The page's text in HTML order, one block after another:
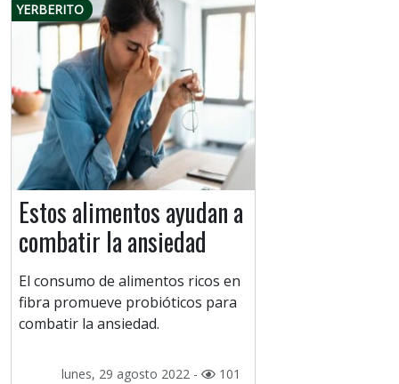
YERBERITO
Estos alimentos ayudan a
combatir la ansiedad
El consumo de alimentos ricos en
fibra promueve probióticos para
combatir la ansiedad.
lunes, 29 agosto 2022 - 101